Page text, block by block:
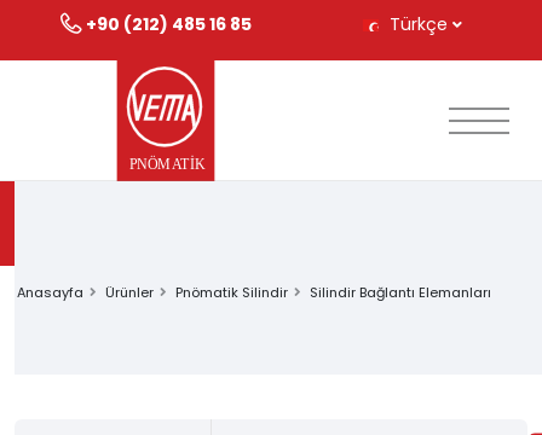
+90 (212) 485 16 85 Türkçe
Anasayfa Ürünler Pnömatik Silindir Silindir Bağlantı Elemanları